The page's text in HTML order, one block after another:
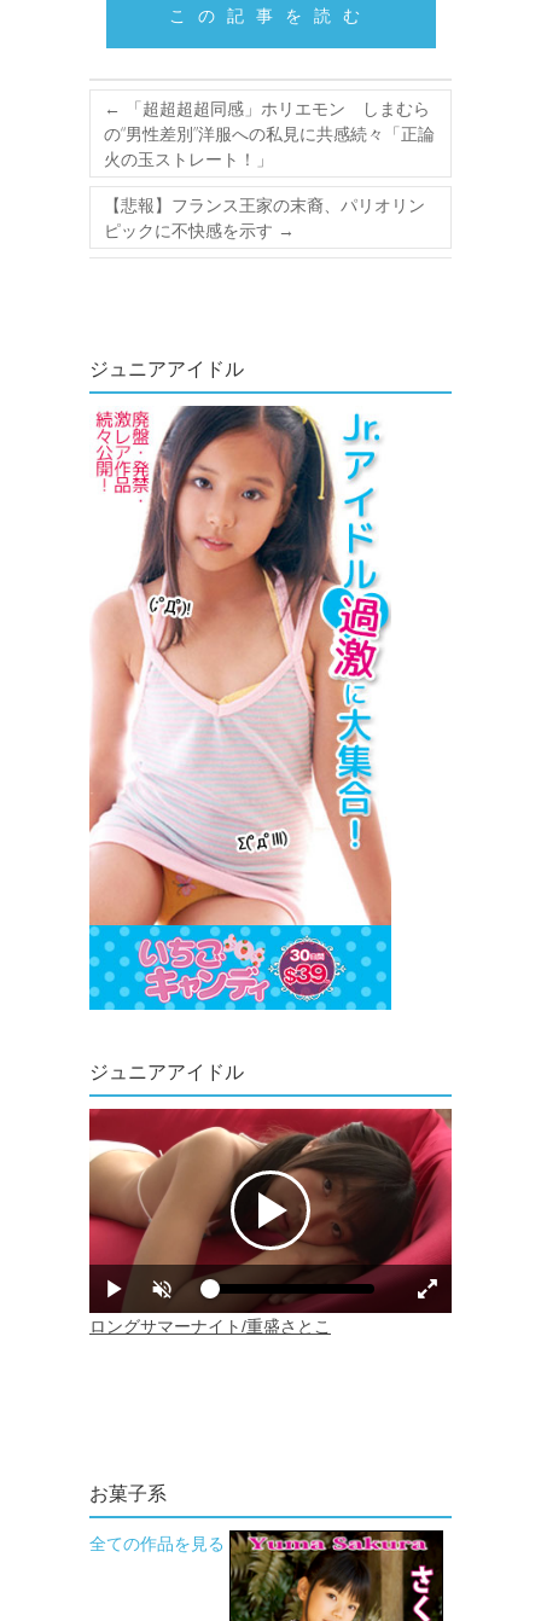
この記事を読む
←
「超超超超同感」ホリエモン しまむら
の“男性差別”洋服への私見に共感続々「正論
火の玉ストレート！」
【悲報】フランス王家の末裔、パリオリン
ピックに不快感を示す →
ジュニアアイドル
ジュニアアイドル
お菓子系
全ての作品を見る